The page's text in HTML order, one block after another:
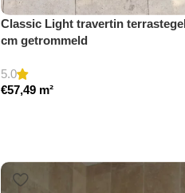
Classic Light travertin
cm getrommeld
5.0
€57,49 m²